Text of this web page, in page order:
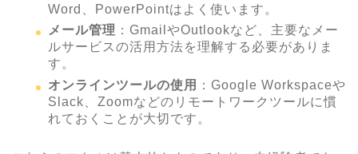
Word、PowerPointはよく使います。
メール管理 ：GmailやOutlookなど、主要なメー
ルサービスの活用方法を理解する必要がありま
す。
オンラインツールの使用
：Google Workspaceや
Slack、Zoomなどのリモートワークツールに慣
れておくことが大切です。